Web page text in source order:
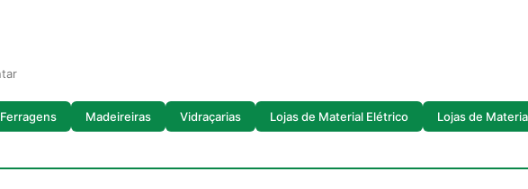
Madeireiras Vidraçarias Lojas de Material Elétrico Lojas de